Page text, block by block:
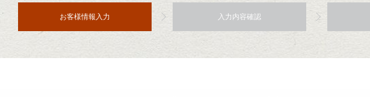
お客様情報入力 入力内容確認